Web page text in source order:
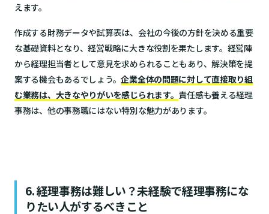
えます。
作成する財務データや試算表は、会社の今後の方針を決める重要
な基礎資料となり、経営戦略に大きな役割を果たします。経営陣
から経理担当者として意見を求められることもあり、解決策を提
案する機会もあるでしょう。企業全体の問題に対して直接取り組
む業務は、大きなやりがいを感じられます。 責任感も養える経理
事務は、他の事務職にはない特別な魅力があります。
6. 経理事務は難しい？未経験で経理事務にな
りたい人がするべきこと